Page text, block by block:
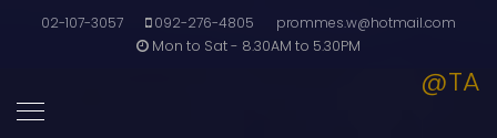
02-107-3057 092-276-4805
prommes.w@hotmail.com
Mon to Sat - 8.30AM to 5.30PM
@TA